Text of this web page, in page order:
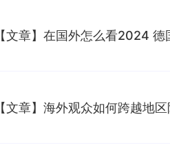
【文章】在国外怎么看2024 德
【文章】海外观众如何跨越地